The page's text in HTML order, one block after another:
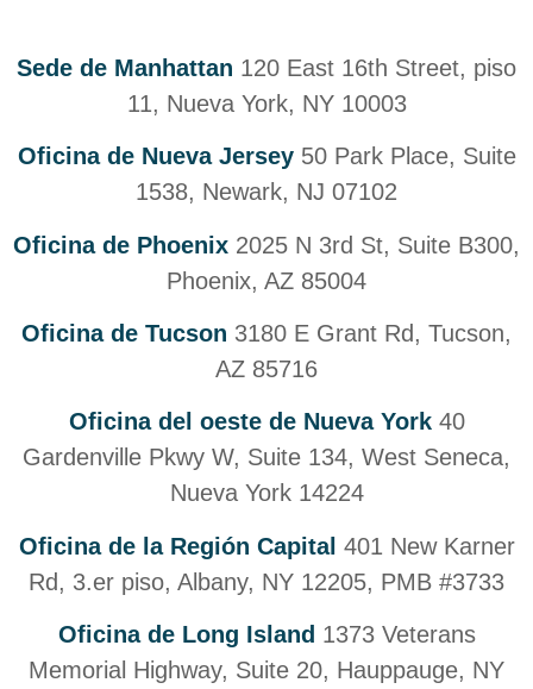
Sede de Manhattan 120 East 16th Street, piso
11, Nueva York, NY 10003
Oficina de Nueva Jersey 50 Park Place, Suite
1538, Newark, NJ 07102
Oficina de Phoenix 2025 N 3rd St, Suite B300,
Phoenix, AZ 85004
Oficina de Tucson 3180 E Grant Rd, Tucson,
AZ 85716
Oficina del oeste de Nueva York 40
Gardenville Pkwy W, Suite 134, West Seneca,
Nueva York 14224
Oficina de la Región Capital 401 New Karner
Rd, 3.er piso, Albany, NY 12205, PMB #3733
Oficina de Long Island 1373 Veterans
Memorial Highway, Suite 20, Hauppauge, NY